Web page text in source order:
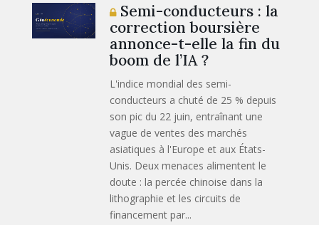
Semi-conducteurs : la
correction boursière
annonce-t-elle la fin du
boom de l’IA ?
L'indice mondial des semi-
conducteurs a chuté de 25 % depuis
son pic du 22 juin, entraînant une
vague de ventes des marchés
asiatiques à l'Europe et aux États-
Unis. Deux menaces alimentent le
doute : la percée chinoise dans la
lithographie et les circuits de
financement par...